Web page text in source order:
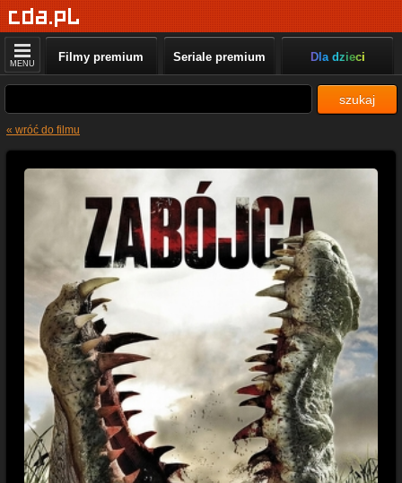
MENU Filmy premium Seriale premium Dla dzieci
szukaj
« wróć do filmu